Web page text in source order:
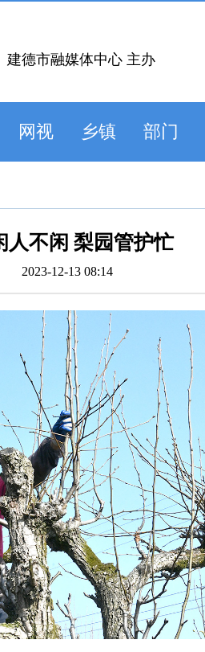
建德市融媒体中心 主办
网视 乡镇 部门
人不闲 梨园管护忙
2023-12-13 08:14